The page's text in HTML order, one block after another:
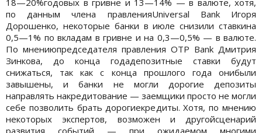
по данным члена правленияUniversal Bank Игоря
Дорошенко, некоторые банки в июле снизили ставкина
0,5—1% по вкладам в гривне и на 0,3—0,5% — в валюте.
По мнениюпредседателя правления OTP Bank Дмитрия
Зинкова, до конца годадепозитные ставки будут
снижаться, так как с конца прошлого года онибыли
завышены, и банки не могли дорогие депозиты
направлять накредитование — заемщики просто не могли
себе позволить брать дорогиекредиты. Хотя, по мнению
некоторых экспертов, возможен и другойсценарий
развития событий — при ожидаемом многими